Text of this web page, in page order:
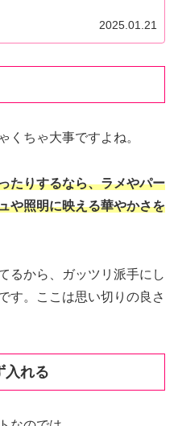
2025.01.21
くちゃ大事ですよね。
たりするなら、ラメやパー
や照明に映える華やかさを
るから、ガッツリ派手にし
す。ここは思い切りの良さ
入れる